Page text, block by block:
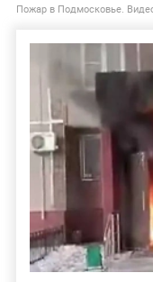
Пожар в Подмосковье.